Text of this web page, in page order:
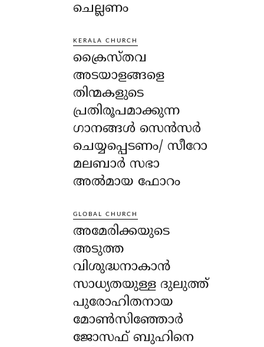
ചെല്ലണം
KERALA CHURCH
ക്രൈസ്തവ
അടയാളങ്ങളെ
തിന്മകളുടെ
പ്രതിരൂപമാക്കുന്ന
ഗാനങ്ങൾ സെൻസർ
ചെയ്യപ്പെടണം/ സീറോ
മലബാർ സഭാ
അൽമായ ഫോറം
GLOBAL CHURCH
അമേരിക്കയുടെ
അടുത്ത
വിശുദ്ധനാകാൻ
സാധ്യതയുള്ള ദുലുത്ത്
പുരോഹിതനായ
മോൺസിഞ്ഞോർ
ജോസഫ് ബുഹിനെ